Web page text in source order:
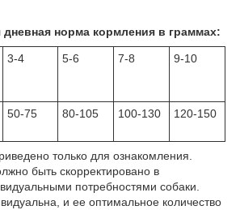
дневная норма кормления в граммах:
3-4 5-6 7-8 9-10
50-75 80-105 100-130 120-150
только для ознакомления.
быть скорректировано в
потребностями собаки.
и ее оптимальное количество